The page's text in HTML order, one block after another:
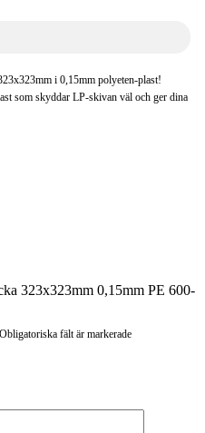
i 0,15mm polyeten-plast!
som skyddar LP-skivan väl och ger dina
323x323mm 0,15mm PE 600-
fält är markerade